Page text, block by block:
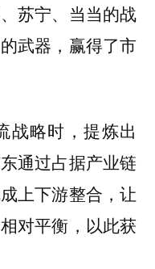
苏宁、当当的战
武器，赢得了市
战略时，提炼出
通过占据产业链
上下游整合，让
对平衡，以此获